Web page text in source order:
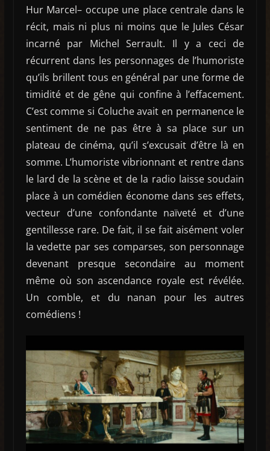
Hur Marcel– occupe une place centrale dans le
récit, mais ni plus ni moins que le Jules César
incarné par Michel Serrault. Il y a ceci de
récurrent dans les personnages de l’humoriste
qu’ils brillent tous en général par une forme de
timidité et de gêne qui confine à l’effacement.
C’est comme si Coluche avait en permanence le
sentiment de ne pas être à sa place sur un
plateau de cinéma, qu’il s’excusait d’être là en
somme. L’humoriste vibrionnant et rentre dans
le lard de la scène et de la radio laisse soudain
place à un comédien économe dans ses effets,
vecteur d’une confondante naïveté et d’une
gentillesse rare. De fait, il se fait aisément voler
la vedette par ses comparses, son personnage
devenant presque secondaire au moment
même où son ascendance royale est révélée.
Un comble, et du nanan pour les autres
comédiens !